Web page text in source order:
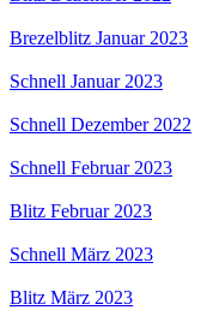
Brezelblitz Januar 2023
Schnell Januar 2023
Schnell Dezember 2022
Schnell Februar 2023
Blitz Februar 2023
Schnell März 2023
Blitz März 2023